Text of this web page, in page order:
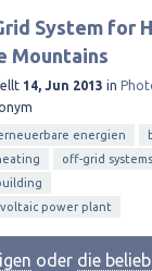
System for
Mountains
14, Jun 2013 in
energien
off-grid systems
power plant
oder die